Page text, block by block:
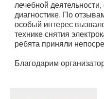
лечебной
диагностике. По
особый интерес
технике снятия
ребята приняли
Благодарим